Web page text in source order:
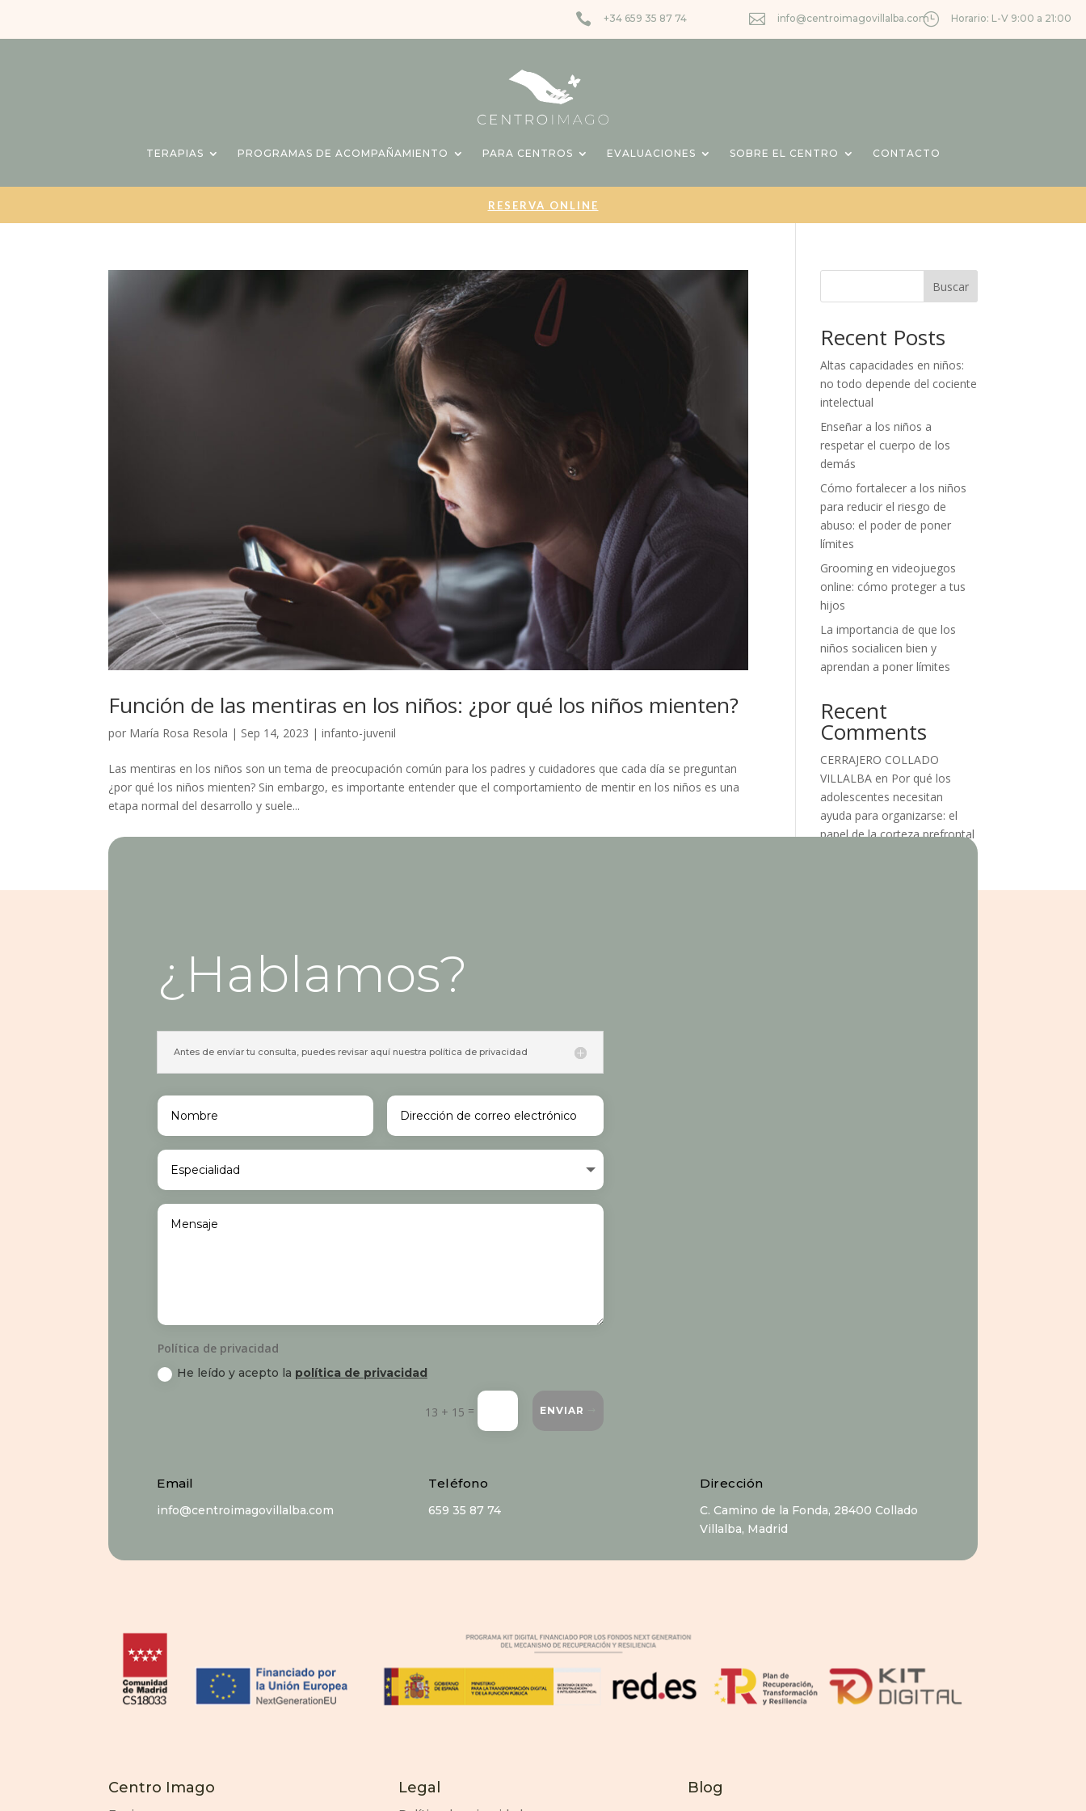
 +34 659 35 87 74  info@centroimagovillalba.com} Horario: L-V 9:00 a 21:00
TERAPIAS PROGRAMAS DE ACOMPAÑAMIENTO PARA CENTROS EVALUACIONES SOBRE EL CENTRO CONTACTO
RESERVA ONLINE
Función de las mentiras en los niños: ¿por qué los niños mienten?
por María Rosa Resola | Sep 14, 2023 |infanto-juvenil
Las mentiras en los niños son un tema de preocupación común para los padres y cuidadores que cada día se preguntan
¿por qué los niños mienten? Sin embargo, es importante entender que el comportamiento de mentir en los niños es una
etapa normal del desarrollo y suele...
Buscar
Recent Posts
Altas capacidades en niños:
no todo depende del cociente
intelectual
Enseñar a los niños a
respetar el cuerpo de los
demás
Cómo fortalecer a los niños
para reducir el riesgo de
abuso: el poder de poner
límites
Grooming en videojuegos
online: cómo proteger a tus
hijos
La importancia de que los
niños socialicen bien y
aprendan a poner límites
Recent
Comments
CERRAJERO COLLADO
VILLALBA en Por qué los
adolescentes necesitan
ayuda para organizarse: el
papel de la corteza prefrontal
¿Hablamos?
Antes de envíar tu consulta, puedes revisar aquí nuestra política de privacidad
Política de privacidad
He leído y acepto la política de privacidad
13 + 15 = ENVIAR
Email
info@centroimagovillalba.com
Teléfono
659 35 87 74
Dirección
C. Camino de la Fonda, 28400 Collado
Villalba, Madrid
Centro Imago Legal Blog